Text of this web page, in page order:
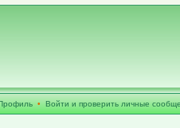
• Войти и проверить личные